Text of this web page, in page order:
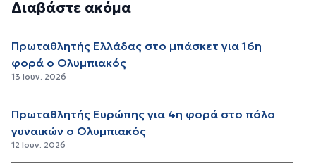
Διαβάστε ακόμα
Πρωταθλητής Ελλάδας στο μπάσκετ για 16η
φορά ο Ολυμπιακός
13 Ιουν. 2026
Πρωταθλητής Ευρώπης για 4η φορά στο πόλο
γυναικών ο Ολυμπιακός
12 Ιουν. 2026